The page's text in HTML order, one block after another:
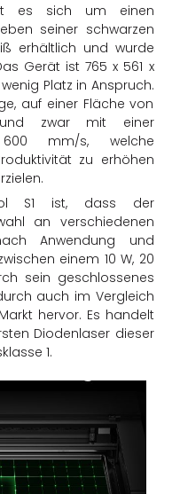
es sich um einen
seiner schwarzen
erhältlich und wurde
Gerät ist 765 x 561 x
Platz in Anspruch.
auf einer Fläche von
zwar mit einer
600 mm/s, welche
zu erhöhen
S1 ist, dass der
an verschiedenen
Anwendung und
einem 10 W, 20
sein geschlossenes
auch im Vergleich
hervor. Es handelt
Diodenlaser dieser
1.